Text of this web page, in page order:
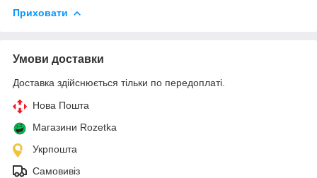
Приховати
Умови доставки
Доставка здійснюється тільки по передоплаті.
Нова Пошта
Магазини Rozetka
Укрпошта
Самовивіз